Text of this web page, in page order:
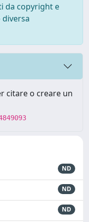
da copyright e
citare o creare un
ND
ND
ND